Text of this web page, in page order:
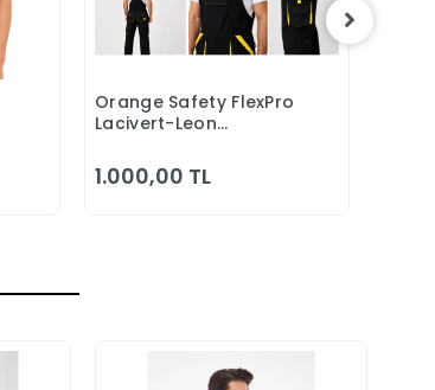
Sepete Ekle
Orange Safety FlexPro
Lacivert-Leon
1.000,00 TL